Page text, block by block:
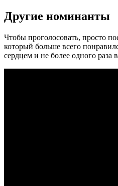
Другие номинанты
Чтобы проголосовать, просто
который больше всего
сердцем и не более одного раза